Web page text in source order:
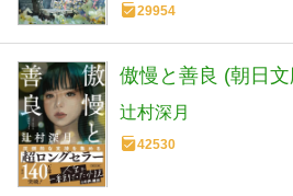
29954
傲慢と善良 (朝日文
辻村深月
42530